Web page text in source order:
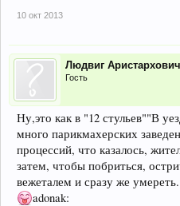
10 окт 2013
Людвиг Аристархович
Гость
Ну,это как в "12 стульев""В
много парикмахерских
процессий, что казалось,
затем, чтобы побриться,
вежеталем и сразу же
adonak: